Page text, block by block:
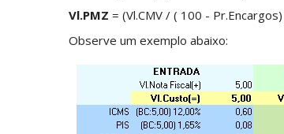
Vl.PMZ = (Vl.CMV / ( 100 -
Observe um exemplo abaixo: